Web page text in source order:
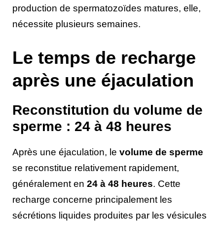
production de spermatozoïdes matures, elle,
nécessite plusieurs semaines.
Le temps de recharge
après une éjaculation
Reconstitution du volume de
sperme : 24 à 48 heures
Après une éjaculation, le volume de sperme
se reconstitue relativement rapidement,
généralement en 24 à 48 heures. Cette
recharge concerne principalement les
sécrétions liquides produites par les vésicules